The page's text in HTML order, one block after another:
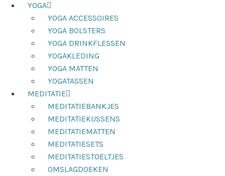
YOGA
YOGA ACCESSOIRES
YOGA BOLSTERS
YOGA DRINKFLESSEN
YOGAKLEDING
YOGA MATTEN
YOGATASSEN
MEDITATIE
MEDITATIEBANKJES
MEDITATIEKUSSENS
MEDITATIEMATTEN
MEDITATIESETS
MEDITATIESTOELTJES
OMSLAGDOEKEN